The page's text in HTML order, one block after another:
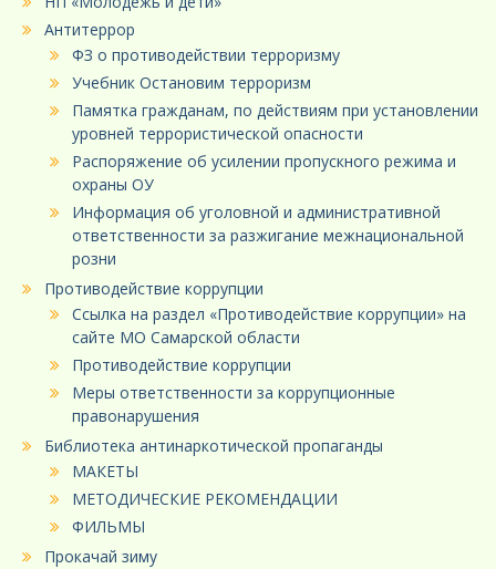
Антитеррор
ФЗ о противодействии терроризму
Учебник Остановим терроризм
Памятка гражданам, по действиям при установлении
уровней террористической опасности
Распоряжение об усилении пропускного режима и
охраны ОУ
Информация об уголовной и административной
ответственности за разжигание межнациональной
розни
Противодействие коррупции
Ссылка на раздел «Противодействие коррупции» на
сайте МО Самарской области
Противодействие коррупции
Меры ответственности за коррупционные
правонарушения
Библиотека антинаркотической пропаганды
МАКЕТЫ
МЕТОДИЧЕСКИЕ РЕКОМЕНДАЦИИ
ФИЛЬМЫ
Прокачай зиму